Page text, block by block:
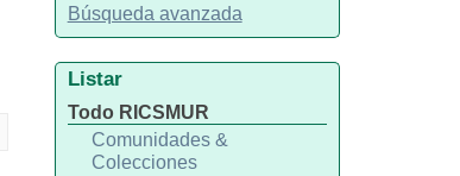
Búsqueda avanzada
Listar
Todo RICSMUR
Comunidades &
Colecciones